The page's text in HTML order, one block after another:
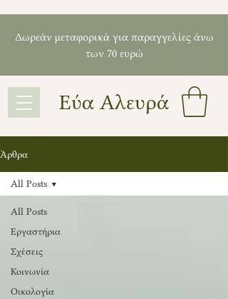
Εύα Αλευρά
Δωρεάν μεταφορικά για παραγγελίες άνω
των 70 ευρώ
Άρθρα
All Posts
Εργαστήρια
Σχέσεις
Κοινωνία
Οικολογία
All Posts